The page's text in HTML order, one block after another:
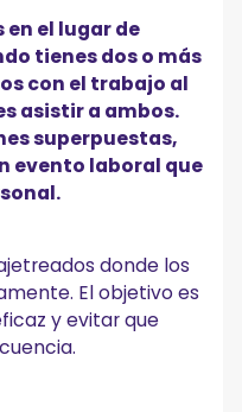
el lugar de
tienes dos o más
con el trabajo al
asistir a ambos.
superpuestas,
evento laboral que
donde los
El objetivo es
y evitar que